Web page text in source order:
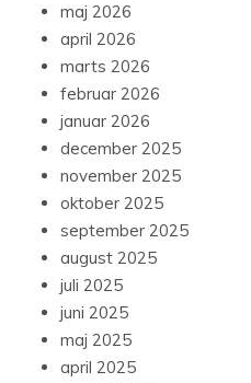
maj 2026
april 2026
marts 2026
februar 2026
januar 2026
december 2025
november 2025
oktober 2025
september 2025
august 2025
juli 2025
juni 2025
maj 2025
april 2025